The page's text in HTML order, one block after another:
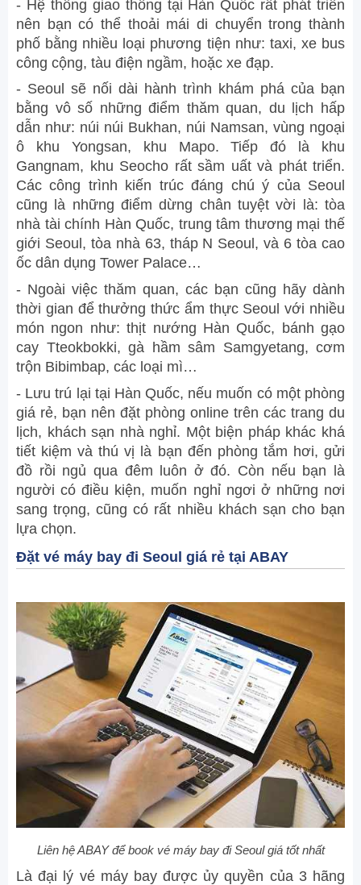
- Hệ thống giao thông tại Hàn Quốc rất phát triển
nên bạn có thể thoải mái di chuyển trong thành
phố bằng nhiều loại phương tiện như: taxi, xe bus
công cộng, tàu điện ngầm, hoặc xe đạp.
- Seoul sẽ nối dài hành trình khám phá của bạn
bằng vô số những điểm thăm quan, du lịch hấp
dẫn như: núi núi Bukhan, núi Namsan, vùng ngoại
ô khu Yongsan, khu Mapo. Tiếp đó là khu
Gangnam, khu Seocho rất sầm uất và phát triển.
Các công trình kiến trúc đáng chú ý của Seoul
cũng là những điểm dừng chân tuyệt vời là: tòa
nhà tài chính Hàn Quốc, trung tâm thương mại thế
giới Seoul, tòa nhà 63, tháp N Seoul, và 6 tòa cao
ốc dân dụng Tower Palace…
- Ngoài việc thăm quan, các bạn cũng hãy dành
thời gian để thưởng thức ẩm thực Seoul với nhiều
món ngon như: thịt nướng Hàn Quốc, bánh gạo
cay Tteokbokki, gà hầm sâm Samgyetang, cơm
trộn Bibimbap, các loại mì…
- Lưu trú lại tại Hàn Quốc, nếu muốn có một phòng
giá rẻ, bạn nên đặt phòng online trên các trang du
lịch, khách sạn nhà nghỉ. Một biện pháp khác khá
tiết kiệm và thú vị là bạn đến phòng tắm hơi, gửi
đồ rồi ngủ qua đêm luôn ở đó. Còn nếu bạn là
người có điều kiện, muốn nghỉ ngơi ở những nơi
sang trọng, cũng có rất nhiều khách sạn cho bạn
lựa chọn.
Đặt vé máy bay đi Seoul giá rẻ tại ABAY
Liên hệ ABAY để book vé máy bay đi Seoul giá tốt nhất
Là đại lý vé máy bay được ủy quyền của 3 hãng